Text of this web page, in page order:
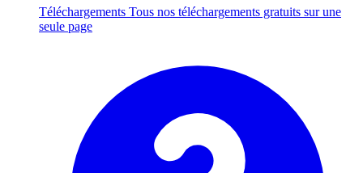
Téléchargements Tous nos téléchargements gratuits sur une
seule page